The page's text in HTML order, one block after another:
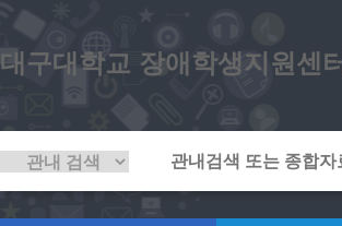
대구대학교 장애학생지원센